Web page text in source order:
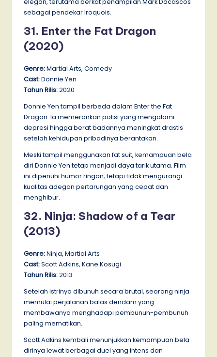
elegan, terutama berkat penampilan Mark Dacascos
sebagai pendekar Iroquois.
31. Enter the Fat Dragon
(2020)
Genre:Martial Arts, Comedy
Cast:Donnie Yen
Tahun Rilis:2020
Donnie Yen tampil berbeda dalam Enter the Fat
Dragon. Ia memerankan polisi yang mengalami
depresi hingga berat badannya meningkat drastis
setelah kehidupan pribadinya berantakan.
Meski tampil menggunakan fat suit, kemampuan bela
diri Donnie Yen tetap menjadi daya tarik utama. Film
ini dipenuhi humor ringan, tetapi tidak mengurangi
kualitas adegan pertarungan yang cepat dan
menghibur.
32. Ninja: Shadow of a Tear
(2013)
Genre:Ninja, Martial Arts
Cast:Scott Adkins, Kane Kosugi
Tahun Rilis:2013
Setelah istrinya dibunuh secara brutal, seorang ninja
memulai perjalanan balas dendam yang
membawanya menghadapi pembunuh-pembunuh
paling mematikan.
Scott Adkins kembali menunjukkan kemampuan bela
dirinya lewat berbagai duel yang intens dan